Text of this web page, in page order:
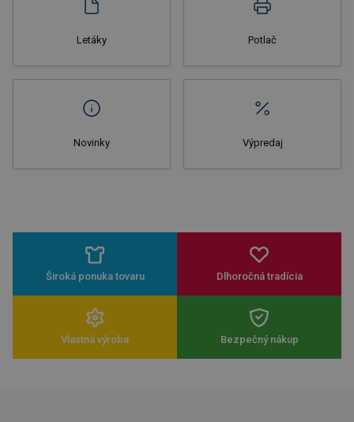
Letáky Potlač
Novinky Výpredaj
Široká ponuka tovaru Dlhoročná tradícia
Vlastná výroba Bezpečný nákup